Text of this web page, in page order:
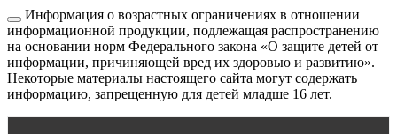
Информация о возрастных ограничениях в отношении
информационной продукции, подлежащая распространению
на основании норм Федерального закона «О защите детей от
информации, причиняющей вред их здоровью и развитию».
Некоторые материалы настоящего сайта могут содержать
информацию, запрещенную для детей младше 16 лет.